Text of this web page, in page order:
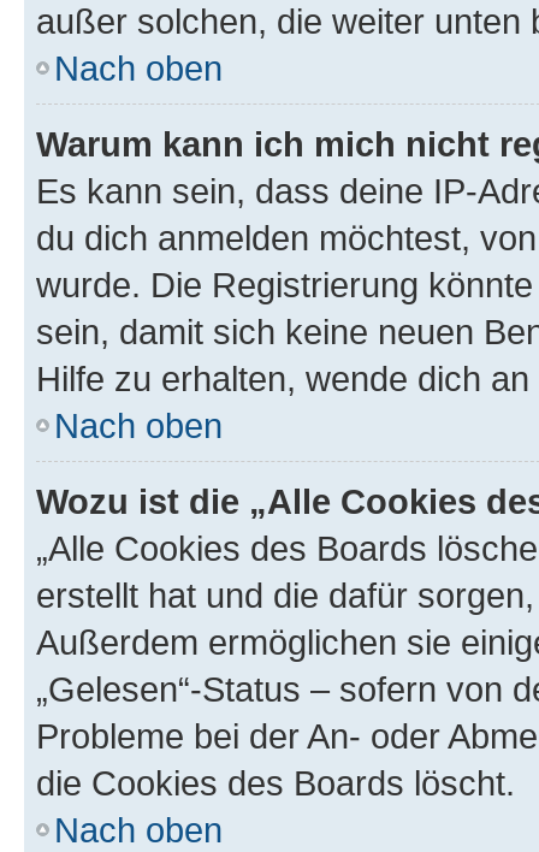
außer solchen, die weiter unten
Nach oben
Warum kann ich mich nicht
Es kann sein, dass deine IP-
du dich anmelden möchtest,
wurde. Die Registrierung
sein, damit sich keine neuen
Hilfe zu erhalten, wende dich
Nach oben
Wozu ist die „Alle Cookies
„Alle Cookies des Boards
erstellt hat und die dafür
Außerdem ermöglichen sie
„Gelesen“-Status – sofern von
Probleme bei der An- oder
die Cookies des Boards löscht.
Nach oben